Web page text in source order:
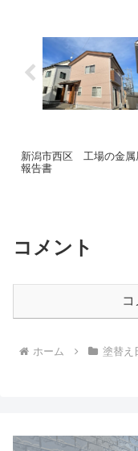
新潟市西区 工場の金
報告書
コメント
ホーム 塗替え